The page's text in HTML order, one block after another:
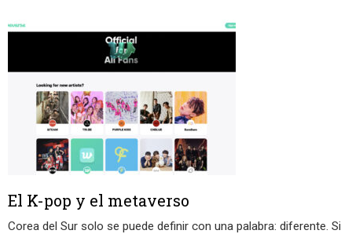
El K-pop y el metaverso
Corea del Sur solo se puede definir con una palabra: diferente. Si